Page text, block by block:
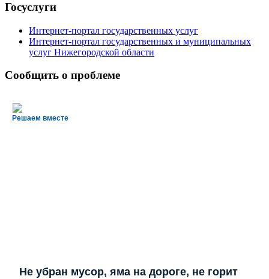
Госуслуги
Интернет-портал государственных услуг
Интернет-портал государственных и муниципальных
услуг Нижегородской области
Сообщить о проблеме
Решаем вместе
Не убран мусор, яма на дороге, не горит